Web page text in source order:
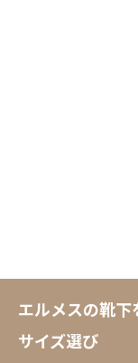
エルメスの靴
サイズ選び